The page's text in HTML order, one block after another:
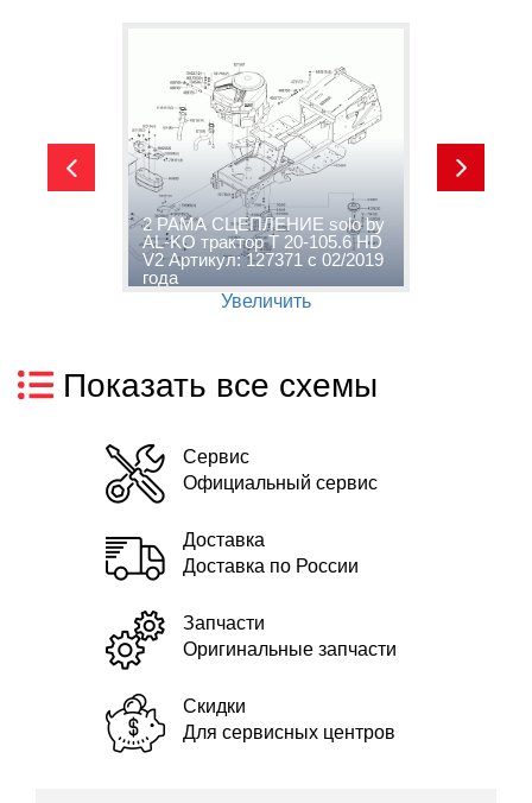
2 РАМА СЦЕПЛЕНИЕ solo by
AL-KO трактор T 20-105.6 HD
V2 Артикул: 127371 с 02/2019
года
Увеличить
Показать все схемы
Сервис
Официальный сервис
Доставка
Доставка по России
Запчасти
Оригинальные запчасти
Скидки
Для сервисных центров